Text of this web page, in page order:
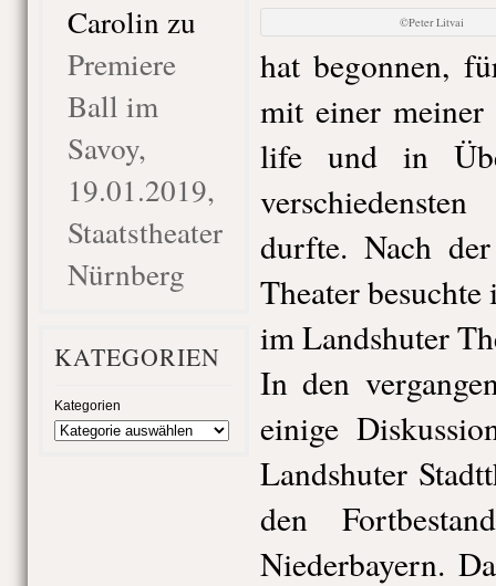
Carolin zu
Premiere
Ball im
Savoy,
19.01.2019,
Staatstheater
Nürnberg
KATEGORIEN
Kategorien
©Peter Litvai
hat begonnen,
mit einer
life und in
durfte. Nach
Theater
im Landshuter
In den
einige
Landshuter
den
Niederbayern.